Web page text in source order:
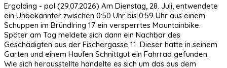
Ergolding - pol (29.07.2026) Am Dienstag, 28. Juli, entwendete
ein Unbekannter zwischen 0:50 Uhr bis 0:59 Uhr aus einem
Schuppen im Bründlring 17 ein versperrtes Mountainbike.
Später am Tag meldete sich dann ein Nachbar des
Geschädigten aus der Fischergasse 11. Dieser hatte in seinem
Garten und einem Haufen Schnittgut ein Fahrrad gefunden.
Wie sich herausstellte handelte es sich um das aus dem